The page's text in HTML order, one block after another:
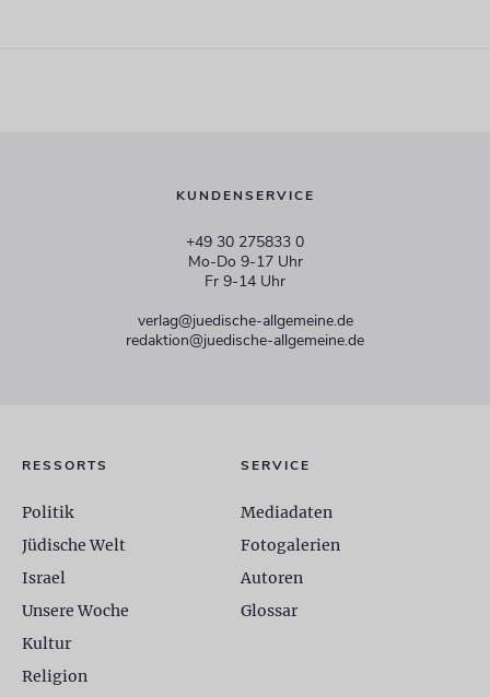
KUNDENSERVICE
+49 30 275833 0
Mo-Do 9-17 Uhr
Fr 9-14 Uhr
verlag@juedische-allgemeine.de
redaktion@juedische-allgemeine.de
RESSORTS
Politik
Jüdische Welt
Israel
Unsere Woche
Kultur
Religion
SERVICE
Mediadaten
Fotogalerien
Autoren
Glossar